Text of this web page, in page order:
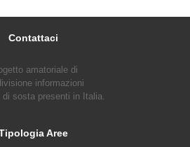
Contattaci
amatoriale di
informazioni
di sosta presenti in Italia.
Aree